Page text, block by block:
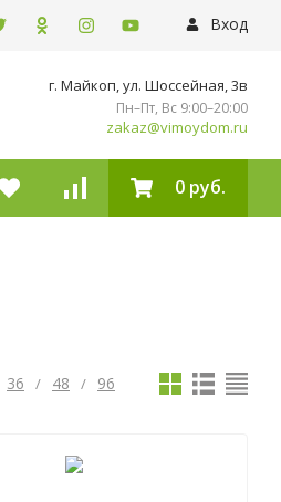
Вход
г. Майкоп, ул. ​Шоссейная, 3в
Пн–Пт, Вс 9:00–20:00
zakaz@vimoydom.ru
0 руб.
36 / 48 / 96